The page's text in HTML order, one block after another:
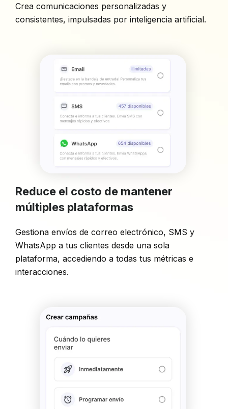
Crea comunicaciones personalizadas y
consistentes, impulsadas por inteligencia artificial.
Reduce el costo de mantener
múltiples plataformas
Gestiona envíos de correo electrónico, SMS y
WhatsApp a tus clientes desde una sola
plataforma, accediendo a todas tus métricas e
interacciones.